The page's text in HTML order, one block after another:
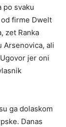
po svaku
firme Dwelt
zet Ranka
Arsenovica, ali
jer oni
ga dolaskom
Danas